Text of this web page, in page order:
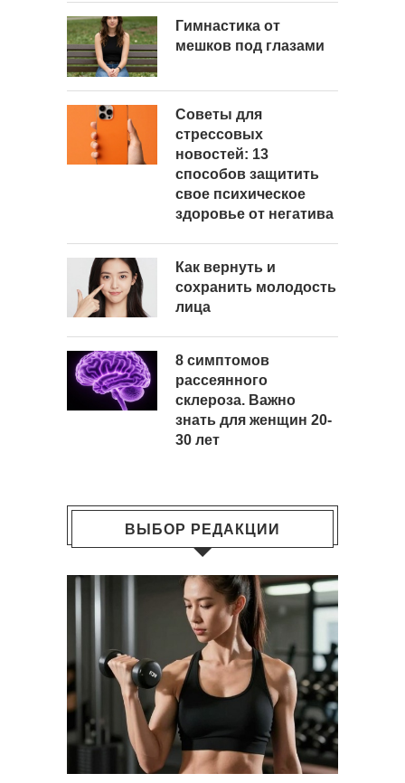
Гимнастика от
мешков под глазами
Советы для
стрессовых
новостей: 13
способов защитить
свое психическое
здоровье от негатива
Как вернуть и
сохранить молодость
лица
8 симптомов
рассеянного
склероза. Важно
знать для женщин 20-
30 лет
ВЫБОР РЕДАКЦИИ